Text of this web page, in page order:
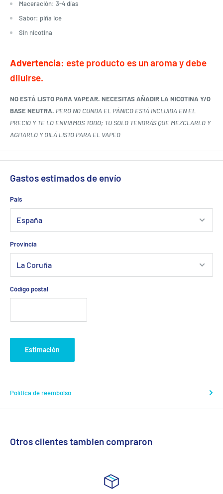
Maceración: 3-4 días
Sabor: piña ice
Sin nicotina
Advertencia: este producto es un aroma y debe
diluirse.
NO ESTÁ LISTO PARA VAPEAR. NECESITAS AÑADIR LA NICOTINA Y/O
BASE NEUTRA. PERO NO CUNDA EL PÁNICO ESTÁ INCLUIDA EN EL
PRECIO Y TE LO ENVIAMOS TODO; TU SOLO TENDRÁS QUE MEZCLARLO Y
AGITARLO Y OILÁ LISTO PARA EL VAPEO
Gastos estimados de envío
País
Provincia
Código postal
Estimación
Política de reembolso
Otros clientes tambien compraron